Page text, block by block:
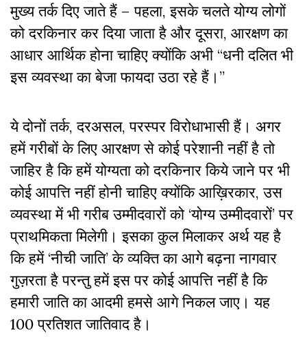
मुख्य तर्क दिए जाते हैं – पहला, इसके चलते योग्य लोगों
को दरकिनार कर दिया जाता है और दूसरा, आरक्षण का
आधार आर्थिक होना चाहिए क्योंकि अभी “धनी दलित भी
इस व्यवस्था का बेजा फायदा उठा रहे हैं।”
ये दोनों तर्क, दरअसल, परस्पर विरोधाभासी हैं। अगर
हमें गरीबों के लिए आरक्षण से कोई परेशानी नहीं है तो
जाहिर है कि हमें योग्यता को दरकिनार किये जाने पर भी
कोई आपत्ति नहीं होनी चाहिए क्योंकि आख़िरकार, उस
व्यवस्था में भी गरीब उम्मीदवारों को ‘योग्य उम्मीदवारों’ पर
प्राथमिकता मिलेगी। इसका कुल मिलाकर अर्थ यह है
कि हमें ‘नीची जाति’ के व्यक्ति का आगे बढ़ना नागवार
गुज़रता है परन्तु हमें इस पर कोई आपत्ति नहीं है कि
हमारी जाति का आदमी हमसे आगे निकल जाए। यह
100 प्रतिशत जातिवाद है।